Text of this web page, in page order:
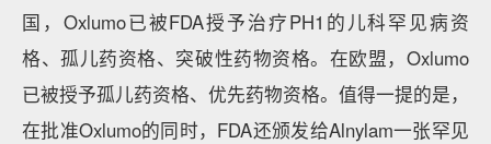
国，Oxlumo已被FDA授予治疗PH1的儿科罕见病资
格、孤儿药资格、突破性药物资格。在欧盟，Oxlumo
已被授予孤儿药资格、优先药物资格。值得一提的是，
在批准Oxlumo的同时，FDA还颁发给Alnylam一张罕见